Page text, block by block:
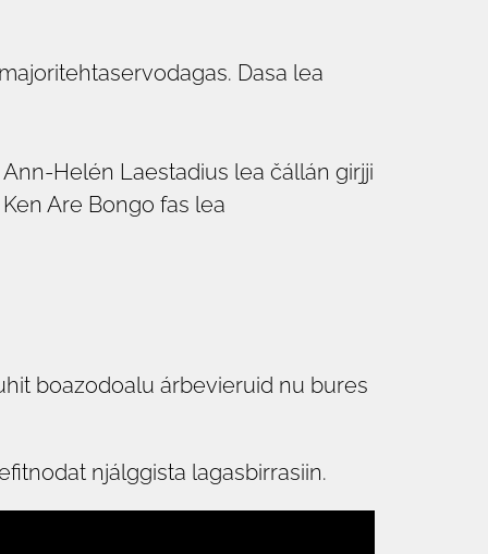
Dasa lea
Helén Laestadius lea čállán girjji
Are Bongo fas lea
boazodoalu árbevieruid nu bures
njálggista lagasbirrasiin.